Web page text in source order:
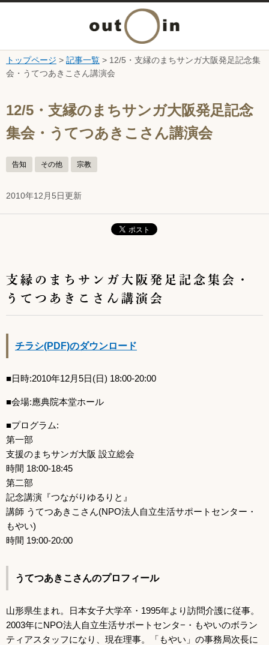
本文へ
ニ
ュ
ー
を
開
く
トップページ > 記事一覧 > 12/5・支縁のまちサンガ大阪発足記念集
会・うてつあきこさん講演会
12/5・支縁のまちサンガ大阪発足記念
集会・うてつあきこさん講演会
告知 その他 宗教
2010年12月5日更新
支縁のまちサンガ大阪発足記念集会・
うてつあきこさん講演会
チラシ(PDF)のダウンロード
■日時:2010年12月5日(日) 18:00-20:00
■会場:應典院本堂ホール
■プログラム:
第一部
支援のまちサンガ大阪 設立総会
時間 18:00-18:45
第二部
記念講演『つながりゆるりと』
講師 うてつあきこさん(NPO法人自立生活サポートセンター・
もやい)
時間 19:00-20:00
うてつあきこさんのプロフィール
山形県生まれ。日本女子大学卒・1995年より訪問介護に従事。
2003年にNPO法人自立生活サポートセンタ−・もやいのボラン
ティアスタッフになり、現在理事。「もやい」の事務局次長に